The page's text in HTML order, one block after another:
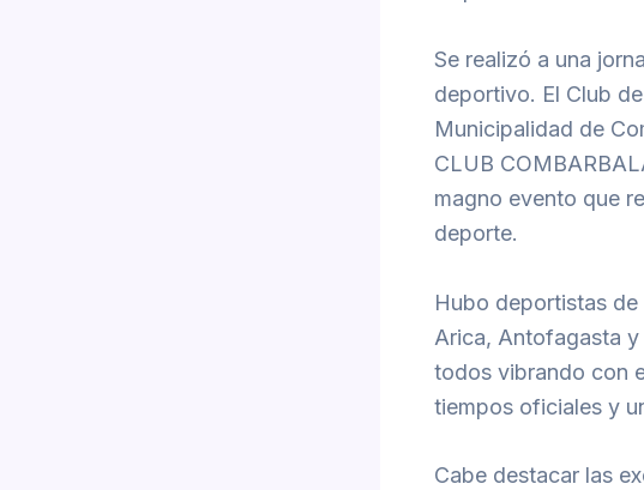
Se realizó a una
deportivo. El Club
Municipalidad de
CLUB
magno evento que
deporte.
Hubo deportistas
Arica, Antofagasta y
todos vibrando con
tiempos oficiales y
Cabe destacar las